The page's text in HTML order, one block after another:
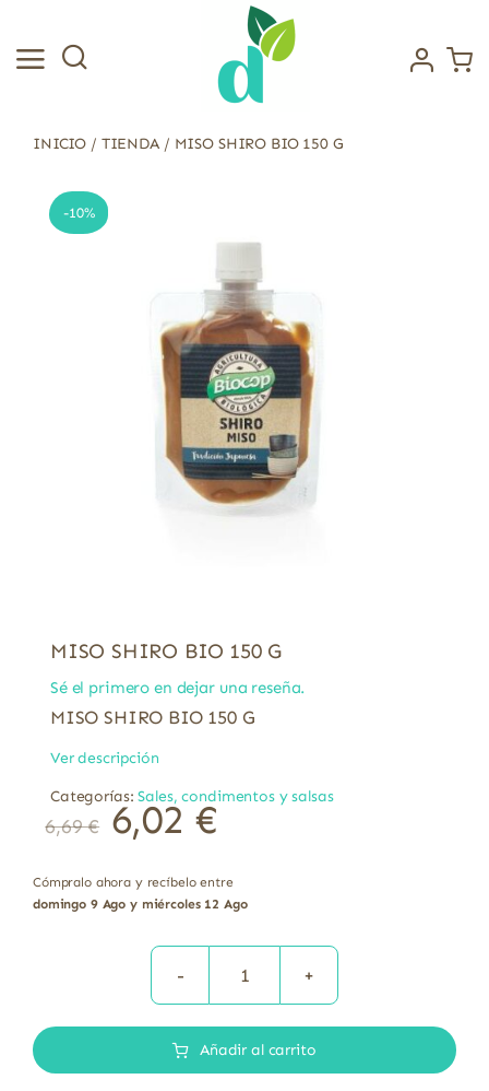
contenido
INICIO / TIENDA/ MISO SHIRO BIO 150 G
-10%
MISO SHIRO BIO 150 G
Sé el primero en dejar una reseña.
MISO SHIRO BIO 150 G
Ver descripción
Categorías:Sales, condimentos y salsas
6,69€ 6,02 €
Cómpralo ahora y recíbelo entre
domingo 9 Ago y miércoles 12 Ago
MISO
BIO
Añadir al carrito